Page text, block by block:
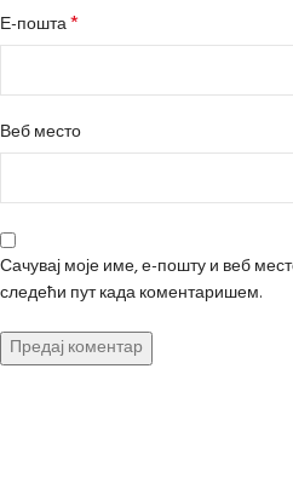
Е-пошта*
Веб место
Сачувај моје име, е-пошту и веб
следећи пут када коментаришем.